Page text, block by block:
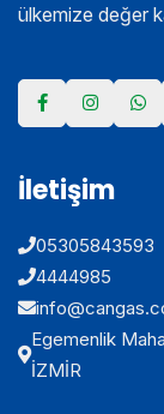
ülkemize değer
İletişim
05305843593
4444985
Egemenlik
İZMİR